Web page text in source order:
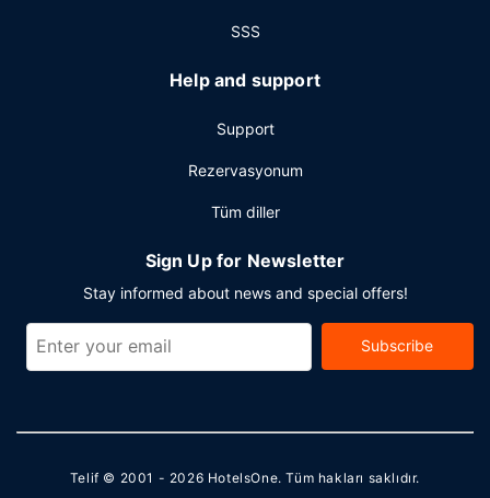
SSS
Help and support
Support
Rezervasyonum
Tüm diller
Sign Up for Newsletter
Stay informed about news and special offers!
Subscribe
Telif © 2001 - 2026 HotelsOne. Tüm hakları saklıdır.